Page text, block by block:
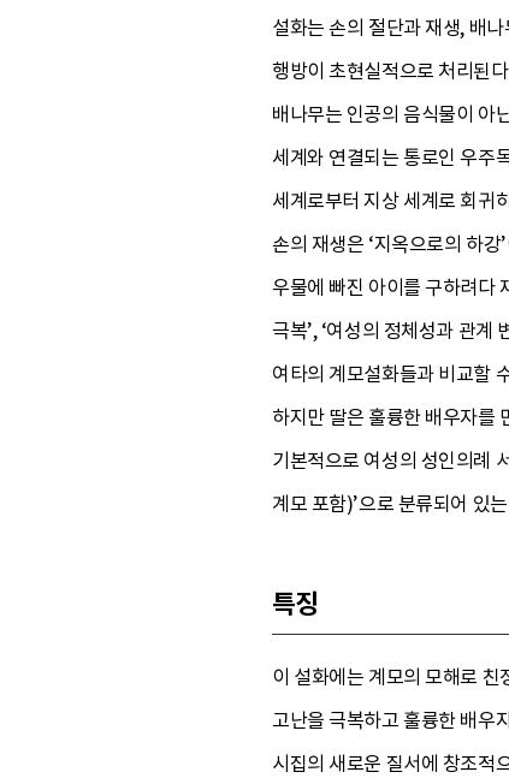
설화는 손의 절단과 재생, 배
행방이 초현실적으로 처리된
배나무는 인공의 음식물이 아
세계와 연결되는 통로인 우주
세계로부터 지상 세계로 회귀
손의 재생은 ‘지옥으로의 하
우물에 빠진 아이를 구하려다
극복’, ‘여성의 정체성과 관계
여타의 계모설화들과 비교할
하지만 딸은 훌륭한 배우자를
기본적으로 여성의 성인의례
계모 포함)’으로 분류되어 있
특징
이 설화에는 계모의 모해로
고난을 극복하고 훌륭한 배우
시집의 새로운 질서에 창조적